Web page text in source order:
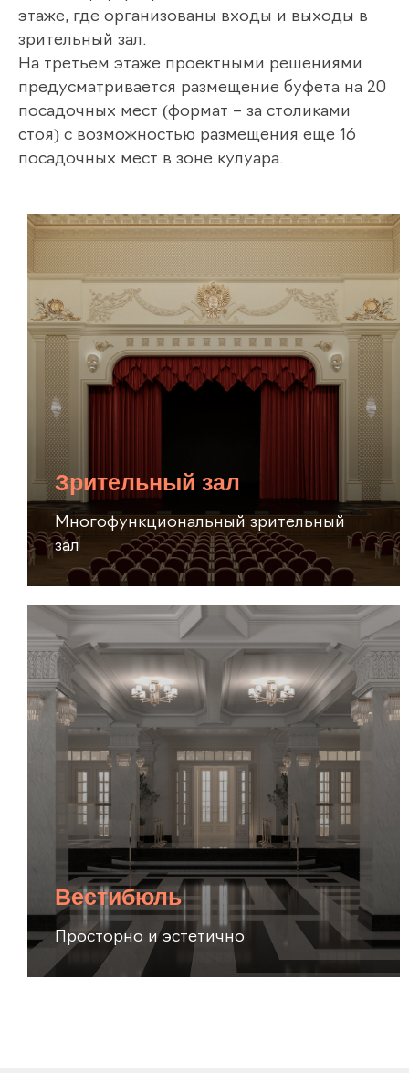
этаже, где организованы входы и выходы в
зрительный зал.
На третьем этаже проектными решениями
предусматривается размещение буфета на 20
посадочных мест (формат – за столиками
стоя) с возможностью размещения еще 16
посадочных мест в зоне кулуара.
Зрительный зал
Многофункциональный зрительный
зал
Вестибюль
Просторно и эстетично